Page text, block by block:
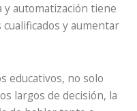
y automatización tiene
y aumentar
educativos, no solo
largos de decisión, la